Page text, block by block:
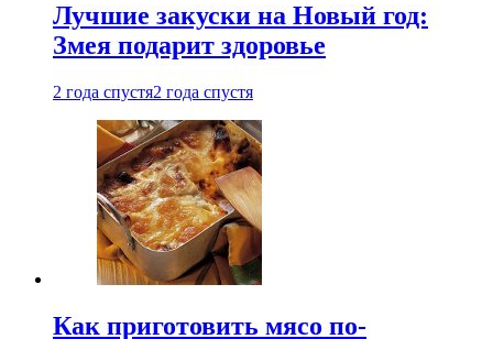
Лучшие закуски на Новый год:
Змея подарит здоровье
2 года спустя2 года спустя
Как приготовить мясо по-